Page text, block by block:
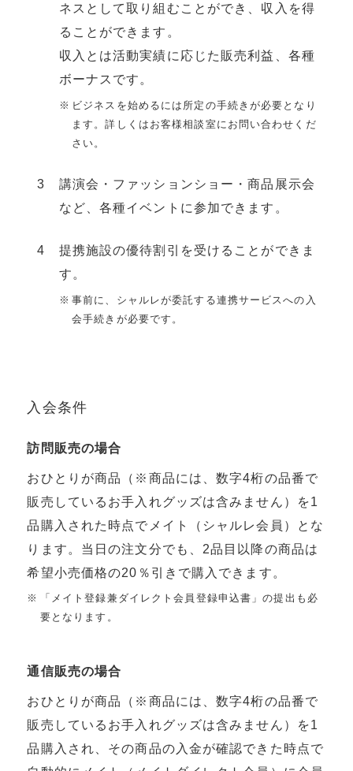
ネスとして取り組むことができ、収⼊を得
ることができます。
収⼊とは活動実績に応じた販売利益、各種
ボーナスです。
ビジネスを始めるには所定の⼿続きが必要となり
ます。詳しくはお客様相談室にお問い合わせくだ
さい。
講演会・ファッションショー・商品展⽰会
など、各種イベントに参加できます。
提携施設の優待割引を受けることができま
す。
事前に、シャルレが委託する連携サービスへの入
会手続きが必要です。
⼊会条件
訪問販売の場合
おひとりが商品（※商品には、数字4桁の品番で
販売しているお⼿⼊れグッズは含みません）を1
品購⼊された時点でメイト（シャルレ会員）とな
ります。当⽇の注⽂分でも、2品⽬以降の商品は
希望⼩売価格の20％引きで購⼊できます。
「メイト登録兼ダイレクト会員登録申込書」の提出も必
要となります。
通信販売の場合
おひとりが商品（※商品には、数字4桁の品番で
販売しているお⼿⼊れグッズは含みません）を1
品購⼊され、その商品の⼊⾦が確認できた時点で